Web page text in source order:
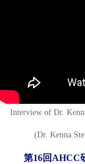
Interview of Dr.
(Dr. Kenna
第16回AHCC